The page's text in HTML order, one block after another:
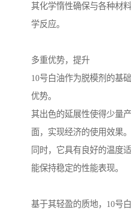
其化学惰性确保与各种材
学反应。
多重优势，提升
10号白油作为脱模剂的基
优势。
其出色的延展性使得少量
面，实现经济的使用效果。
同时，它具有良好的温度
能保持稳定的性能表现。
基于其轻盈的质地，10号